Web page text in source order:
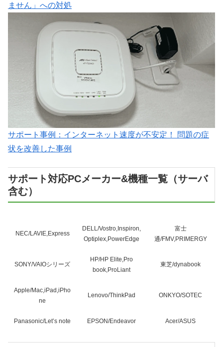
ません」への対処
サポート事例：インターネット速度が不安定！ 問題の症
状を改善した事例
サポート対応PCメーカー&機種一覧（サーバ
含む）
NEC/LAVIE,Express
DELL/Vostro,Inspiron,
Optiplex,PowerEdge
富士
通/FMV,PRIMERGY
SONY/VAIOシリーズ
HP/HP Elite,Pro
book,ProLiant
東芝/dynabook
Apple/Mac,iPad,iPho
ne
Lenovo/ThinkPad ONKYO/SOTEC
Panasonic/Let’s note EPSON/Endeavor Acer/ASUS